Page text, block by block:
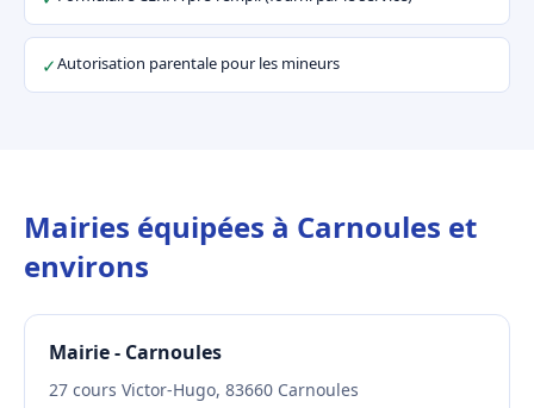
✓Autorisation parentale pour les mineurs
Mairies équipées à Carnoules et
environs
Mairie - Carnoules
27 cours Victor-Hugo, 83660 Carnoules